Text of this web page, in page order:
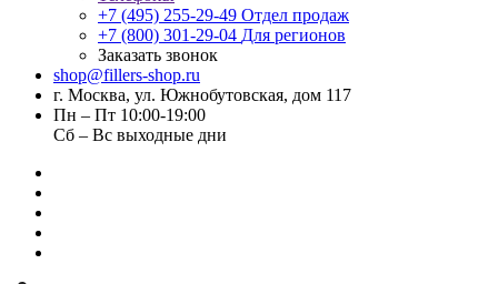
+7 (495) 255-29-49 Отдел продаж
+7 (800) 301-29-04 Для регионов
Заказать звонок
shop@fillers-shop.ru
г. Москва, ул. Южнобутовская, дом 117
Пн – Пт 10:00-19:00
Сб – Вс выходные дни